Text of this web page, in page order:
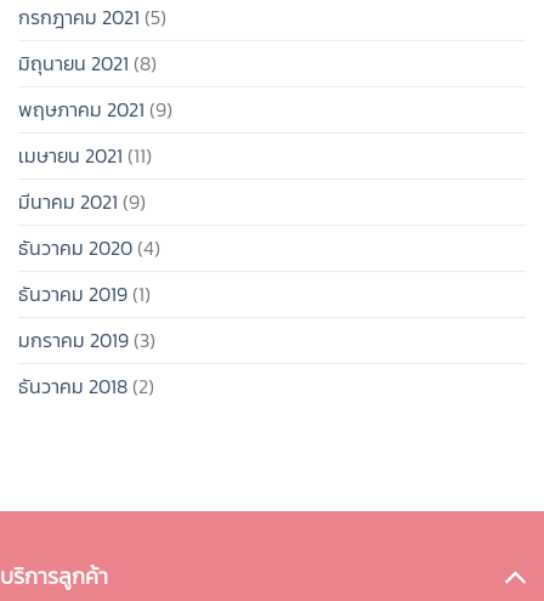
กรกฎาคม 2021 (5)
มิถุนายน 2021 (8)
พฤษภาคม 2021 (9)
เมษายน 2021 (11)
มีนาคม 2021 (9)
ธันวาคม 2020(4)
ธันวาคม 2019(1)
มกราคม 2019(3)
ธันวาคม 2018(2)
บริการลูกค้า